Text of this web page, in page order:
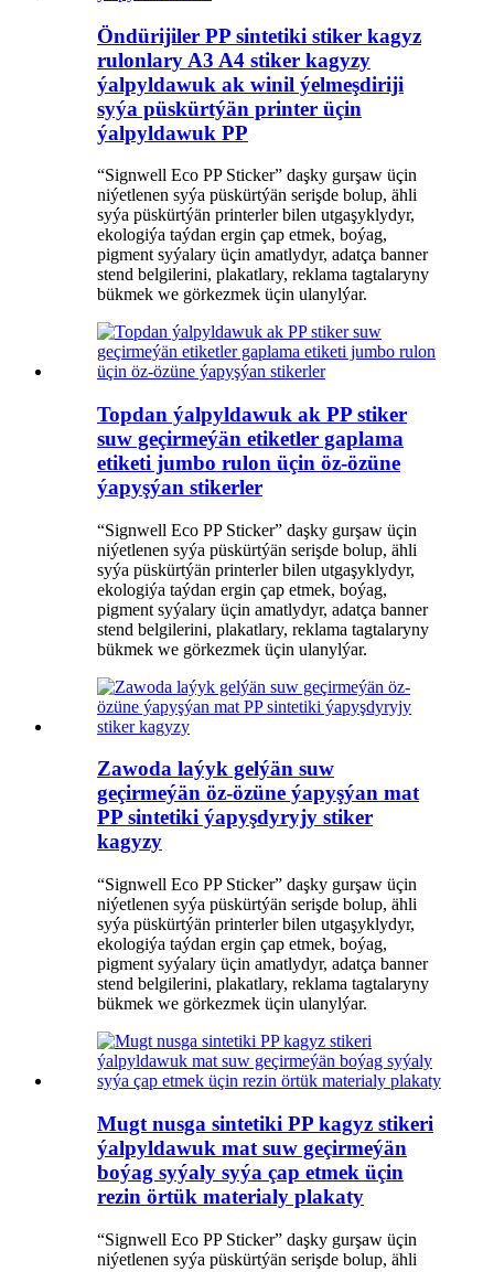
Öndürijiler PP sintetiki stiker kagyz
rulonlary A3 A4 stiker kagyzy
ýalpyldawuk ak winil ýelmeşdiriji
syýa püskürtýän printer üçin
ýalpyldawuk PP
“Signwell Eco PP Sticker” daşky gurşaw üçin
niýetlenen syýa püskürtýän serişde bolup, ähli
syýa püskürtýän printerler bilen utgaşyklydyr,
ekologiýa taýdan ergin çap etmek, boýag,
pigment syýalary üçin amatlydyr, adatça banner
stend belgilerini, plakatlary, reklama tagtalaryny
bükmek we görkezmek üçin ulanylýar.
Topdan ýalpyldawuk ak PP stiker
suw geçirmeýän etiketler gaplama
etiketi jumbo rulon üçin öz-özüne
ýapyşýan stikerler
“Signwell Eco PP Sticker” daşky gurşaw üçin
niýetlenen syýa püskürtýän serişde bolup, ähli
syýa püskürtýän printerler bilen utgaşyklydyr,
ekologiýa taýdan ergin çap etmek, boýag,
pigment syýalary üçin amatlydyr, adatça banner
stend belgilerini, plakatlary, reklama tagtalaryny
bükmek we görkezmek üçin ulanylýar.
Zawoda laýyk gelýän suw
geçirmeýän öz-özüne ýapyşýan mat
PP sintetiki ýapyşdyryjy stiker
kagyzy
“Signwell Eco PP Sticker” daşky gurşaw üçin
niýetlenen syýa püskürtýän serişde bolup, ähli
syýa püskürtýän printerler bilen utgaşyklydyr,
ekologiýa taýdan ergin çap etmek, boýag,
pigment syýalary üçin amatlydyr, adatça banner
stend belgilerini, plakatlary, reklama tagtalaryny
bükmek we görkezmek üçin ulanylýar.
Mugt nusga sintetiki PP kagyz stikeri
ýalpyldawuk mat suw geçirmeýän
boýag syýaly syýa çap etmek üçin
rezin örtük materialy plakaty
“Signwell Eco PP Sticker” daşky gurşaw üçin
niýetlenen syýa püskürtýän serişde bolup, ähli